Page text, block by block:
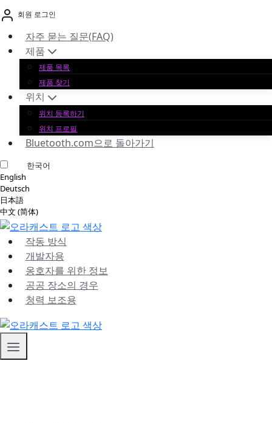
본
문
바
로
회원 로그인
자주 묻는 질문(FAQ)
제품
제품 목록
제품 찾기
위치
위치 등록하기
위치 프로필
Bluetooth.com으로 돌아가기
한국어
English
Deutsch
日本語
中文 (简体)
작동 방식
개발자용
옹호자를 위한 정보
공공 장소의 경우
청력 보조용